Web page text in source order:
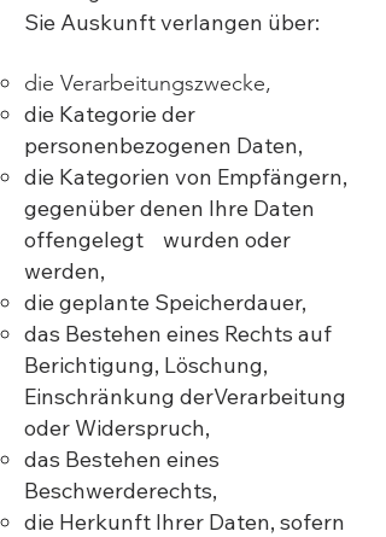
Sie Auskunft verlangen über:
die Verarbeitungszwecke,
die Kategorie der
personenbezogenen Daten,
die Kategorien von Empfängern,
gegenüber denen Ihre Daten
offengelegt wurden oder
werden,
die geplante Speicherdauer,
das Bestehen eines Rechts auf
Berichtigung, Löschung,
Einschränkung derVerarbeitung
oder Widerspruch,
das Bestehen eines
Beschwerderechts,
die Herkunft Ihrer Daten, sofern